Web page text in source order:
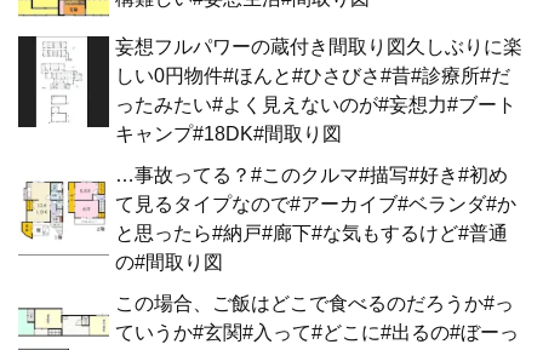
妄想フルパワーの蔵付き間取り図久しぶりに楽
しい0円物件#ほんと#ひさびさ#昔#診療所#だ
ったみたい#よく見えないのが#妄想力#ブート
キャンプ#18DK#間取り図
…事故ってる？#このクルマ#描写#好き#初め
て見るタイプなので#アーカイブ#ベランダ#か
と思ったら#納戸#廊下#な気もするけど#普通
の#間取り図
この場合、ご飯はどこで食べるのだろうか#っ
ていうか#玄関#入って#どこに#出るの#ぼーっ